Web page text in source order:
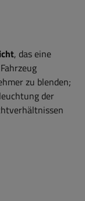
, das eine
zu blenden;
der